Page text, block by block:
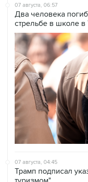
07 августа, 06:57
Два человека
стрельбе в школе в
07 августа, 04:45
Трамп подписал